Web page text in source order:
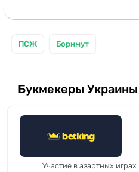
ПСЖ Борнмут
Букмекеры Украины
Участие в азартных